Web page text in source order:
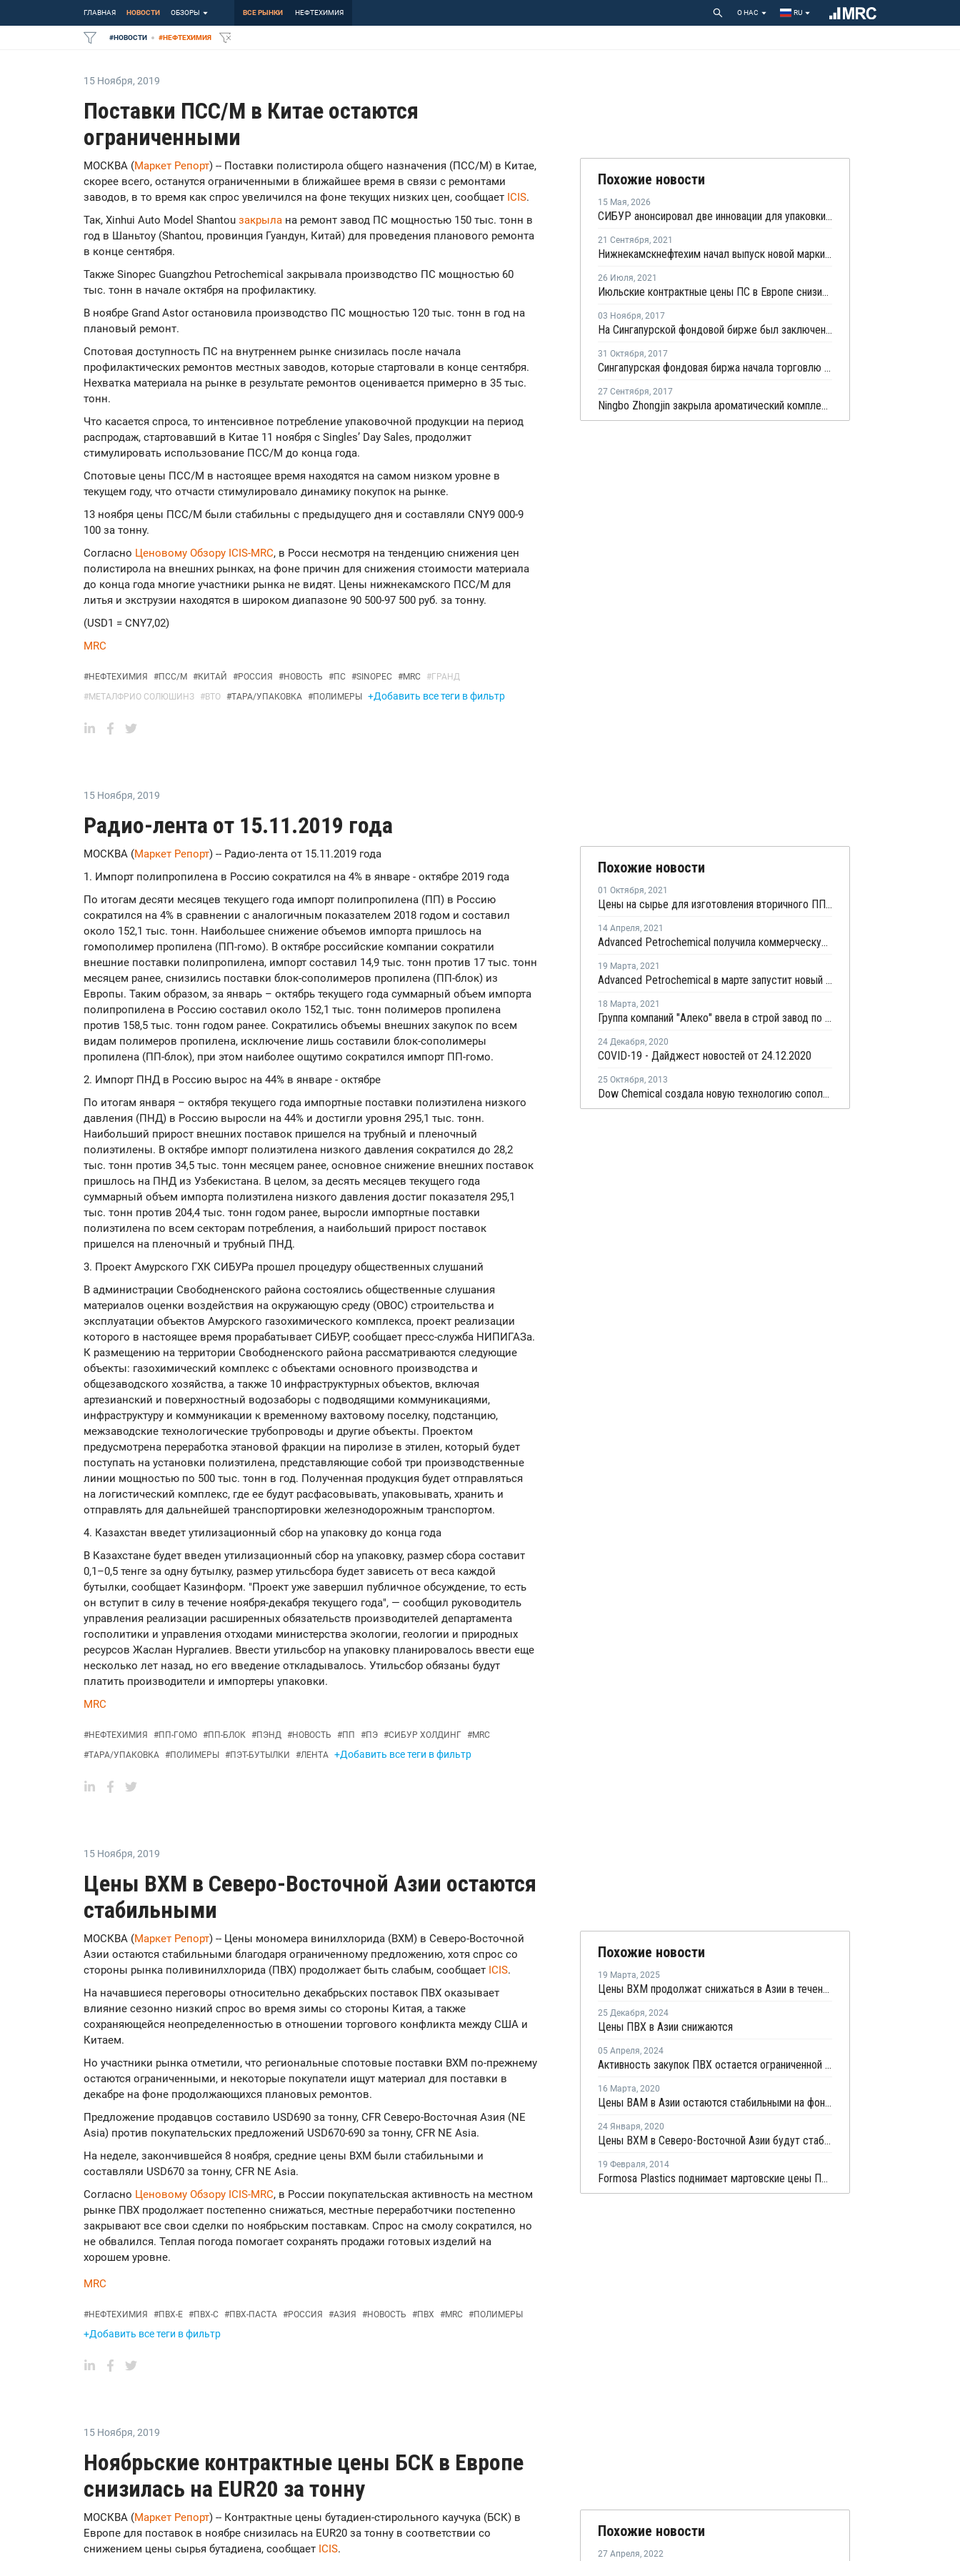
ГЛАВНАЯ НОВОСТИ ОБЗОРЫ ВСЕ РЫНКИ НЕФТЕХИМИЯ О НАС RU
#НОВОСТИ #НЕФТЕХИМИЯ
15 Ноября, 2019
Поставки ПСС/М в Китае остаются
ограниченными
МОСКВА (Маркет Репорт) -- Поставки полистирола общего назначения (ПСС/М) в Китае,
скорее всего, останутся ограниченными в ближайшее время в связи с ремонтами
заводов, в то время как спрос увеличился на фоне текущих низких цен, сообщает ICIS.
Так, Xinhui Auto Model Shantou закрыла на ремонт завод ПС мощностью 150 тыс. тонн в
год в Шаньтоу (Shantou, провинция Гуандун, Китай) для проведения планового ремонта
в конце сентября.
Также Sinopec Guangzhou Petrochemical закрывала производство ПС мощностью 60
тыс. тонн в начале октября на профилактику.
В ноябре Grand Astor остановила производство ПС мощностью 120 тыс. тонн в год на
плановый ремонт.
Спотовая доступность ПС на внутреннем рынке снизилась после начала
профилактических ремонтов местных заводов, которые стартовали в конце сентября.
Нехватка материала на рынке в результате ремонтов оценивается примерно в 35 тыс.
тонн.
Что касается спроса, то интенсивное потребление упаковочной продукции на период
распродаж, стартовавший в Китае 11 ноября с Singles’ Day Sales, продолжит
стимулировать использование ПСС/М до конца года.
Спотовые цены ПСС/М в настоящее время находятся на самом низком уровне в
текущем году, что отчасти стимулировало динамику покупок на рынке.
13 ноября цены ПСС/М были стабильны с предыдущего дня и составляли CNY9 000-9
100 за тонну.
Согласно Ценовому Обзору ICIS-MRC, в Росси несмотря на тенденцию снижения цен
полистирола на внешних рынках, на фоне причин для снижения стоимости материала
до конца года многие участники рынка не видят. Цены нижнекамского ПСС/М для
литья и экструзии находятся в широком диапазоне 90 500-97 500 руб. за тонну.
(USD1 = CNY7,02)
MRC
#НЕФТЕХИМИЯ #ПСС/М #КИТАЙ #РОССИЯ #НОВОСТЬ #ПС #SINOPEC #MRC #ГРАНД
#МЕТАЛФРИО СОЛЮШИНЗ #ВТО #ТАРА/УПАКОВКА #ПОЛИМЕРЫ +Добавить все теги в фильтр
Похожие новости
15 Мая, 2026
СИБУР анонсировал две инновации для упаковки и производства бытовой техники
21 Сентября, 2021
Нижнекамскнефтехим начал выпуск новой марки полистирола для пищевой упаковки
26 Июля, 2021
Июльские контрактные цены ПС в Европе снизились
03 Ноября, 2017
На Сингапурской фондовой бирже был заключен первый своповый контракт на отгрузку стирола
31 Октября, 2017
Сингапурская фондовая биржа начала торговлю фьючерсами стирола и МЭГ
27 Сентября, 2017
Ningbo Zhongjin закрыла ароматический комплекс в Китае на профилактику
15 Ноября, 2019
Радио-лента от 15.11.2019 года
МОСКВА (Маркет Репорт) -- Радио-лента от 15.11.2019 года
1. Импорт полипропилена в Россию сократился на 4% в январе - октябре 2019 года
По итогам десяти месяцев текущего года импорт полипропилена (ПП) в Россию
сократился на 4% в сравнении с аналогичным показателем 2018 годом и составил
около 152,1 тыс. тонн. Наибольшее снижение объемов импорта пришлось на
гомополимер пропилена (ПП-гомо). В октябре российские компании сократили
внешние поставки полипропилена, импорт составил 14,9 тыс. тонн против 17 тыс. тонн
месяцем ранее, снизились поставки блок-сополимеров пропилена (ПП-блок) из
Европы. Таким образом, за январь – октябрь текущего года суммарный объем импорта
полипропилена в Россию составил около 152,1 тыс. тонн полимеров пропилена
против 158,5 тыс. тонн годом ранее. Сократились объемы внешних закупок по всем
видам полимеров пропилена, исключение лишь составили блок-сополимеры
пропилена (ПП-блок), при этом наиболее ощутимо сократился импорт ПП-гомо.
2. Импорт ПНД в Россию вырос на 44% в январе - октябре
По итогам января – октября текущего года импортные поставки полиэтилена низкого
давления (ПНД) в Россию выросли на 44% и достигли уровня 295,1 тыс. тонн.
Наибольший прирост внешних поставок пришелся на трубный и пленочный
полиэтилены. В октябре импорт полиэтилена низкого давления сократился до 28,2
тыс. тонн против 34,5 тыс. тонн месяцем ранее, основное снижение внешних поставок
пришлось на ПНД из Узбекистана. В целом, за десять месяцев текущего года
суммарный объем импорта полиэтилена низкого давления достиг показателя 295,1
тыс. тонн против 204,4 тыс. тонн годом ранее, выросли импортные поставки
полиэтилена по всем секторам потребления, а наибольший прирост поставок
пришелся на пленочный и трубный ПНД.
3. Проект Амурского ГХК СИБУРа прошел процедуру общественных слушаний
В администрации Свободненского района состоялись общественные слушания
материалов оценки воздействия на окружающую среду (ОВОС) строительства и
эксплуатации объектов Амурского газохимического комплекса, проект реализации
которого в настоящее время прорабатывает СИБУР, сообщает пресс-служба НИПИГАЗа.
К размещению на территории Свободненского района рассматриваются следующие
объекты: газохимический комплекс с объектами основного производства и
общезаводского хозяйства, а также 10 инфраструктурных объектов, включая
артезианский и поверхностный водозаборы с подводящими коммуникациями,
инфраструктуру и коммуникации к временному вахтовому поселку, подстанцию,
межзаводские технологические трубопроводы и другие объекты. Проектом
предусмотрена переработка этановой фракции на пиролизе в этилен, который будет
поступать на установки полиэтилена, представляющие собой три производственные
линии мощностью по 500 тыс. тонн в год. Полученная продукция будет отправляться
на логистический комплекс, где ее будут расфасовывать, упаковывать, хранить и
отправлять для дальнейшей транспортировки железнодорожным транспортом.
4. Казахстан введет утилизационный сбор на упаковку до конца года
В Казахстане будет введен утилизационный сбор на упаковку, размер сбора составит
0,1–0,5 тенге за одну бутылку, размер утильсбора будет зависеть от веса каждой
бутылки, сообщает Казинформ. "Проект уже завершил публичное обсуждение, то есть
он вступит в силу в течение ноября-декабря текущего года", — сообщил руководитель
управления реализации расширенных обязательств производителей департамента
госполитики и управления отходами министерства экологии, геологии и природных
ресурсов Жаслан Нургалиев. Ввести утильсбор на упаковку планировалось ввести еще
несколько лет назад, но его введение откладывалось. Утильсбор обязаны будут
платить производители и импортеры упаковки.
MRC
#НЕФТЕХИМИЯ #ПП-ГОМО #ПП-БЛОК #ПЭНД #НОВОСТЬ #ПП #ПЭ #СИБУР ХОЛДИНГ #MRC
#ТАРА/УПАКОВКА #ПОЛИМЕРЫ #ПЭТ-БУТЫЛКИ #ЛЕНТА +Добавить все теги в фильтр
Похожие новости
01 Октября, 2021
Цены на сырье для изготовления вторичного ПП в Европе выросли до рекордных значений в сентябре
14 Апреля, 2021
Advanced Petrochemical получила коммерческую продукцию на новом заводе ПП в Ульсане
19 Марта, 2021
Advanced Petrochemical в марте запустит новый завод ПП в Ульсане
18 Марта, 2021
Группа компаний "Алеко" ввела в строй завод по производству ПП-мешков в Краснодарском крае
24 Декабря, 2020
COVID-19 - Дайджест новостей от 24.12.2020
25 Октября, 2013
Dow Chemical создала новую технологию сополимеров Intune
15 Ноября, 2019
Цены ВХМ в Северо-Восточной Азии остаются
стабильными
МОСКВА (Маркет Репорт) -- Цены мономера винилхлорида (ВХМ) в Северо-Восточной
Азии остаются стабильными благодаря ограниченному предложению, хотя спрос со
стороны рынка поливинилхлорида (ПВХ) продолжает быть слабым, сообщает ICIS.
На начавшиеся переговоры относительно декабрьских поставок ПВХ оказывает
влияние сезонно низкий спрос во время зимы со стороны Китая, а также
сохраняющейся неопределенностью в отношении торгового конфликта между США и
Китаем.
Но участники рынка отметили, что региональные спотовые поставки ВХМ по-прежнему
остаются ограниченными, и некоторые покупатели ищут материал для поставки в
декабре на фоне продолжающихся плановых ремонтов.
Предложение продавцов составило USD690 за тонну, CFR Северо-Восточная Азия (NE
Asia) против покупательских предложений USD670-690 за тонну, CFR NE Asia.
На неделе, закончившейся 8 ноября, средние цены ВХМ были стабильными и
составляли USD670 за тонну, CFR NE Asia.
Согласно Ценовому Обзору ICIS-MRC, в России покупательская активность на местном
рынке ПВХ продолжает постепенно снижаться, местные переработчики постепенно
закрывают все свои сделки по ноябрьским поставкам. Спрос на смолу сократился, но
не обвалился. Теплая погода помогает сохранять продажи готовых изделий на
хорошем уровне.
MRC
#НЕФТЕХИМИЯ #ПВХ-Е #ПВХ-С #ПВХ-ПАСТА #РОССИЯ #АЗИЯ #НОВОСТЬ #ПВХ #MRC #ПОЛИМЕРЫ
+Добавить все теги в фильтр
Похожие новости
19 Марта, 2025
Цены ВХМ продолжат снижаться в Азии в течение марта
25 Декабря, 2024
Цены ПВХ в Азии снижаются
05 Апреля, 2024
Активность закупок ПВХ остается ограниченной из-за слабого восстановления спроса в США и Азии
16 Марта, 2020
Цены ВАМ в Азии остаются стабильными на фоне слабого спроса
24 Января, 2020
Цены ВХМ в Северо-Восточной Азии будут стабильными в ближайшее время
19 Февраля, 2014
Formosa Plastics поднимает мартовские цены ПВХ
15 Ноября, 2019
Ноябрьские контрактные цены БСК в Европе
снизилась на EUR20 за тонну
МОСКВА (Маркет Репорт) -- Контрактные цены бутадиен-стирольного каучука (БСК) в
Европе для поставок в ноябре снизилась на EUR20 за тонну в соответствии со
снижением цены сырья бутадиена, сообщает ICIS.
Похожие новости
27 Апреля, 2022